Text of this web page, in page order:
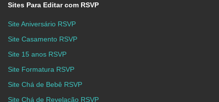
Sites Para Editar com RSVP
Site Aniversário RSVP
Site Casamento RSVP
Site 15 anos RSVP
Site Formatura RSVP
Site Chá de Bebê RSVP
Site Chá de Revelação RSVP